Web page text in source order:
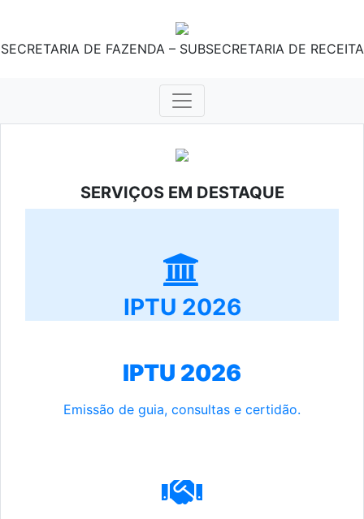
SECRETARIA DE FAZENDA – SUBSECRETARIA DE RECEITA
SERVIÇOS EM DESTAQUE
IPTU 2026
IPTU 2026
Emissão de guia, consultas e certidão.